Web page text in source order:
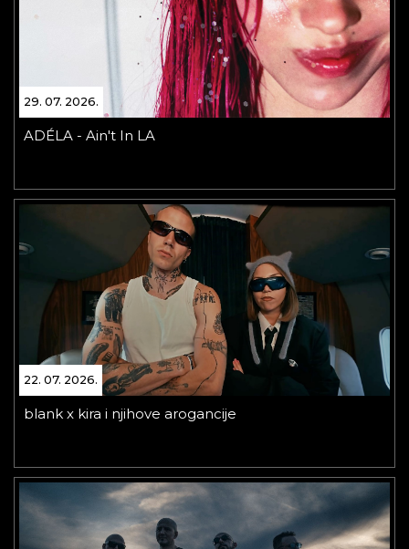
29. 07. 2026.
ADÉLA - Ain't In LA
22. 07. 2026.
blank x kira i njihove arogancije